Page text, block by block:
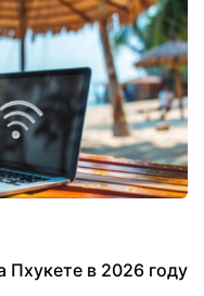
Пхукете в 2026 году